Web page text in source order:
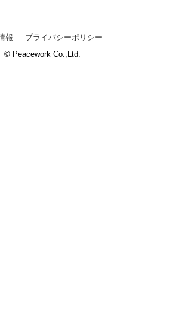
報
プライバシーポリシー
© Peacework Co.,Ltd.